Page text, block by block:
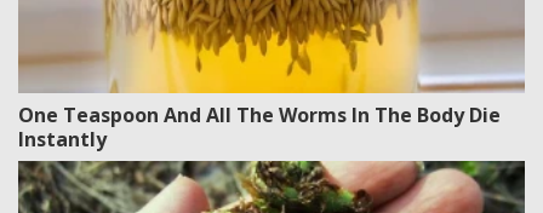
One Teaspoon And All The Worms In The Body Die
Instantly